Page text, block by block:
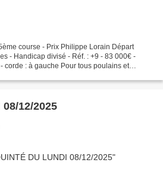
course - Prix Philippe Lorain Départ
- Handicap divisé - Réf. : +9 - 83 000€ -
corde : à gauche Pour tous poulains et
08/12/2025